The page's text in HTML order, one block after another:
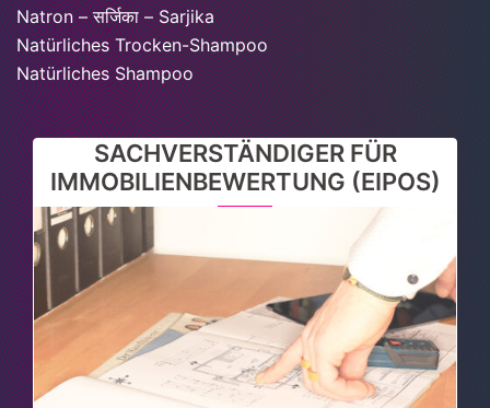
Natron – सर्जिका – Sarjika
Natürliches Trocken-Shampoo
Natürliches Shampoo
SACHVERSTÄNDIGER FÜR
IMMOBILIENBEWERTUNG (EIPOS)